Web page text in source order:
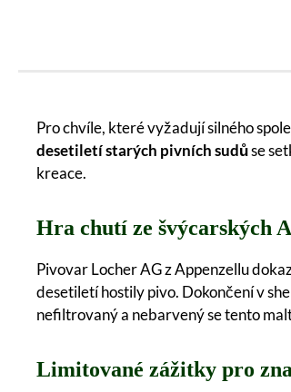
Pro chvíle, které vyžadují silného
desetiletí starých pivních sudůse
kreace.
Hra chutí ze švýcarských
Pivovar Locher AG z Appenzellu
desetiletí hostily pivo. Dokončení v
nefiltrovaný a nebarvený se tento
Limitované zážitky pro